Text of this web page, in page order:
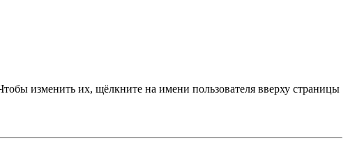
изменить их, щёлкните на имени пользователя вверху страницы